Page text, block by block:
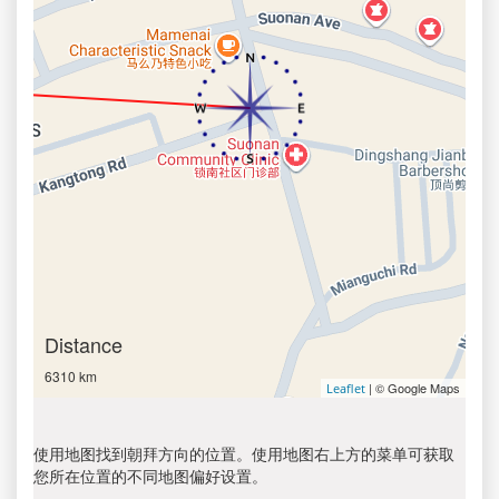
Distance
6310 km
Leaflet | © Google Maps
使用地图找到朝拜方向的位置。使用地图右上方的菜单可获取
您所在位置的不同地图偏好设置。